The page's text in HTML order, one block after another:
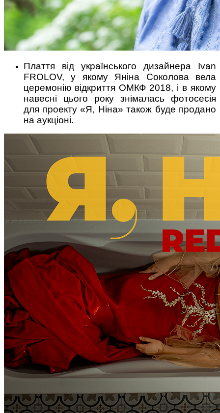
Плаття від українського дизайнера Ivan
FROLOV, у якому Яніна Соколова вела
церемонію відкриття ОМКФ 2018, і в якому
навесні цього року знімалась фотосесія
для проекту «Я, Ніна» також буде продано
на аукціоні.